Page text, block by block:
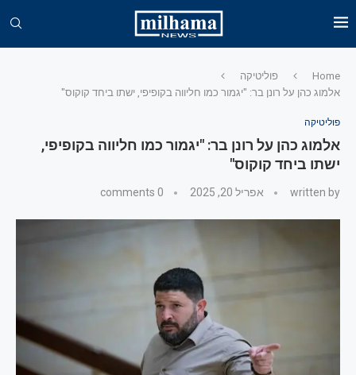
Home
פוליטיקה
אלמוג כהן על רונן בר: "יגמור כמו חליווה בקופיפי, ישתו ביחד קוקוס"
פוליטיקה
אלמוג כהן על רונן בר: "יגמור כמו חליווה בקופיפי,
ישתו ביחד קוקוס"
written by אפריל 20, 2025 0 comments